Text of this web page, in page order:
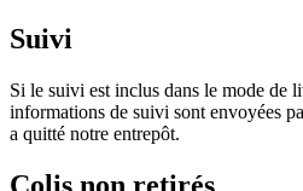
Suivi
Si le suivi est inclus dans le mode de
informations de suivi sont envoyées
a quitté notre entrepôt.